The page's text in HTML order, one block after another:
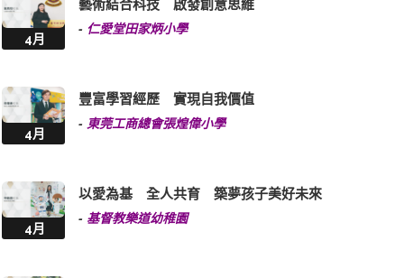
4月
藝術結合科技 啟發創意思維
- 仁愛堂田家炳小學
4月
豐富學習經歷 實現自我價值
- 東莞工商總會張煌偉小學
4月
以愛為基 全人共育 築夢孩子美好未來
- 基督教樂道幼稚園